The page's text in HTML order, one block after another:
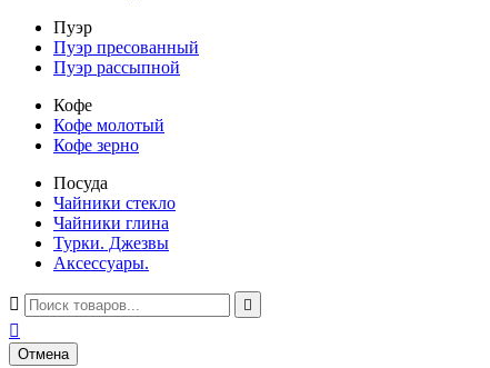
Пуэр
Пуэр пресованный
Пуэр рассыпной
Кофе
Кофе молотый
Кофе зерно
Посуда
Чайники стекло
Чайники глина
Турки. Джезвы
Аксессуары.
 

Отмена